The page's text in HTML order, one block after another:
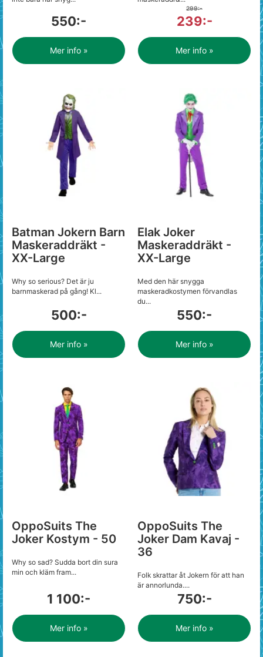
550:-
Mer info »
299:-
239:-
Mer info »
Batman Jokern Barn
Maskeraddräkt -
XX-Large
Why so serious? Det är ju
barnmaskerad på gång! Kl...
500:-
Mer info »
Elak Joker
Maskeraddräkt -
XX-Large
Med den här snygga
maskeradkostymen förvandlas
du...
550:-
Mer info »
OppoSuits The
Joker Kostym - 50
Why so sad? Sudda bort din sura
min och kläm fram...
1 100:-
Mer info »
OppoSuits The
Joker Dam Kavaj -
36
Folk skrattar åt Jokern för att han
är annorlunda....
750:-
Mer info »